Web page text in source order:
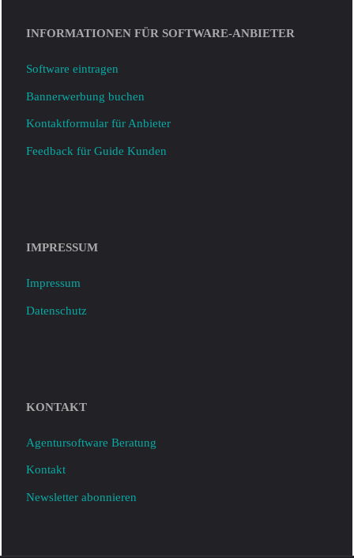
INFORMATIONEN FÜR SOFTWARE-ANBIETER
Software eintragen
Bannerwerbung buchen
Kontaktformular für Anbieter
Feedback für Guide Kunden
IMPRESSUM
Impressum
Datenschutz
KONTAKT
Agentursoftware Beratung
Kontakt
Newsletter abonnieren